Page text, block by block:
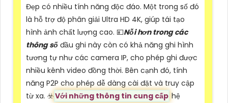
Đẹp có nhiều tính năng độc đáo. Một trong số đó
là hỗ trợ độ phân giải Ultra HD 4K, giúp tái tạo
hình ảnh chất lượng cao. 💴Nỗi hơn trong các
thông số đầu ghi này còn có khả năng ghi hình
tương tự như các camera IP, cho phép ghi được
nhiều kênh video đồng thời. Bên cạnh đó, tính
năng P2P cho phép dễ dàng cài đặt và truy cập
từ xa. ☣️Với những thông tin cung cấp hệ